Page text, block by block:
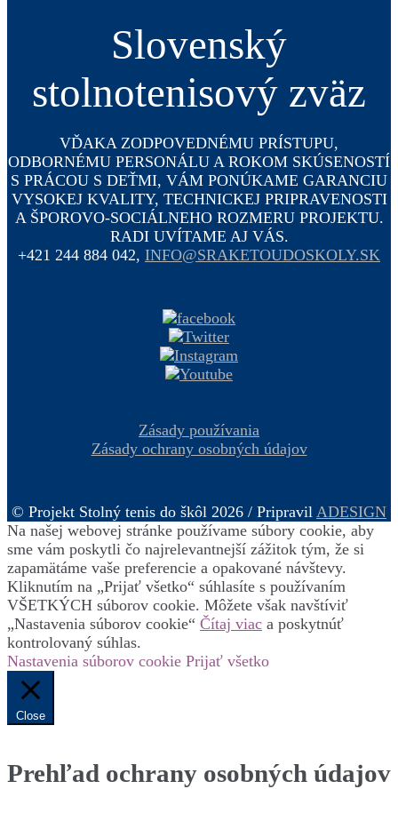
Slovenský
stolnotenisový zväz
VĎAKA ZODPOVEDNÉMU PRÍSTUPU,
ODBORNÉMU PERSONÁLU A ROKOM SKÚSENOSTÍ
S PRÁCOU S DEŤMI, VÁM PONÚKAME GARANCIU
VYSOKEJ KVALITY, TECHNICKEJ PRIPRAVENOSTI
A ŠPOROVO-SOCIÁLNEHO ROZMERU PROJEKTU.
RADI UVÍTAME AJ VÁS.
+421 244 884 042, INFO@SRAKETOUDOSKOLY.SK
Zásady používania
Zásady ochrany osobných údajov
© Projekt Stolný tenis do škôl 2026 / Pripravil ADESIGN
Na našej webovej stránke používame súbory cookie, aby
sme vám poskytli čo najrelevantnejší zážitok tým, že si
zapamätáme vaše preferencie a opakované návštevy.
Kliknutím na „Prijať všetko“ súhlasíte s používaním
VŠETKÝCH súborov cookie. Môžete však navštíviť
„Nastavenia súborov cookie“ Čítaj viac a poskytnúť
kontrolovaný súhlas.
Nastavenia súborov cookie Prijať všetko
Close
Prehľad ochrany osobných údajov